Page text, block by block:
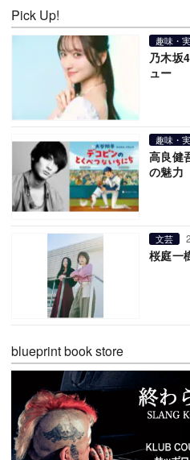
Pick Up!
趣味・
乃木坂
ュー
趣味・
高良健
の魅力
文芸
桜庭一
blueprint book store